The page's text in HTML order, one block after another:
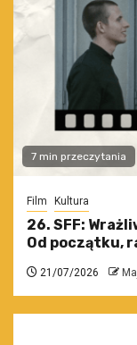
7 min przeczytania
Film Kultura
26. SFF:
Od początku,
21/07/2026